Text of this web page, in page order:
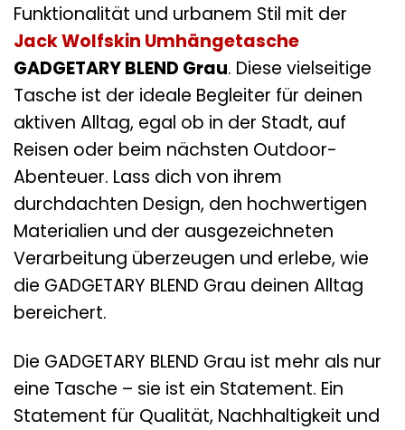
Funktionalität und urbanem Stil mit der
Jack Wolfskin Umhängetasche
GADGETARY BLEND Grau. Diese vielseitige
Tasche ist der ideale Begleiter für deinen
aktiven Alltag, egal ob in der Stadt, auf
Reisen oder beim nächsten Outdoor-
Abenteuer. Lass dich von ihrem
durchdachten Design, den hochwertigen
Materialien und der ausgezeichneten
Verarbeitung überzeugen und erlebe, wie
die GADGETARY BLEND Grau deinen Alltag
bereichert.
Die GADGETARY BLEND Grau ist mehr als nur
eine Tasche – sie ist ein Statement. Ein
Statement für Qualität, Nachhaltigkeit und